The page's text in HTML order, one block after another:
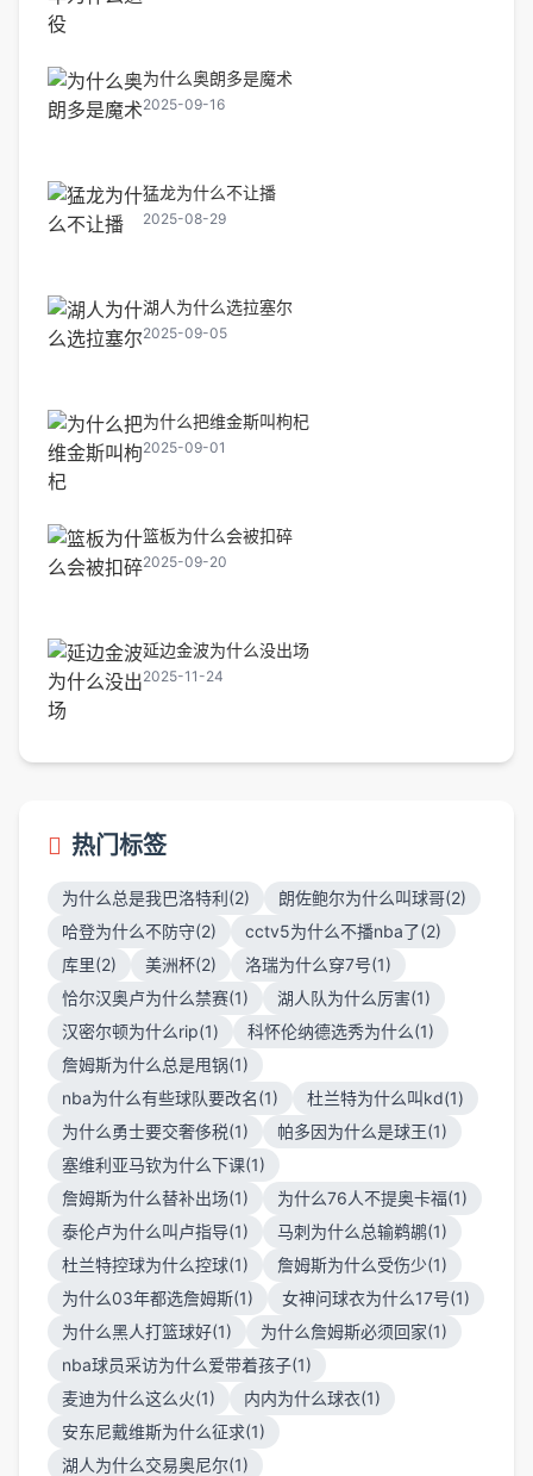
为什么奥朗多是魔术
2025-09-16
猛龙为什么不让播
2025-08-29
湖人为什么选拉塞尔
2025-09-05
为什么把维金斯叫枸杞
2025-09-01
篮板为什么会被扣碎
2025-09-20
延边金波为什么没出场
2025-11-24
热门标签
为什么总是我巴洛特利(2)
朗佐鲍尔为什么叫球哥(2)
哈登为什么不防守(2)
cctv5为什么不播nba了(2)
库里(2)
美洲杯(2)
洛瑞为什么穿7号(1)
恰尔汉奥卢为什么禁赛(1)
湖人队为什么厉害(1)
汉密尔顿为什么rip(1)
科怀伦纳德选秀为什么(1)
詹姆斯为什么总是甩锅(1)
nba为什么有些球队要改名(1)
杜兰特为什么叫kd(1)
为什么勇士要交奢侈税(1)
帕多因为什么是球王(1)
塞维利亚马钦为什么下课(1)
詹姆斯为什么替补出场(1)
为什么76人不提奥卡福(1)
泰伦卢为什么叫卢指导(1)
马刺为什么总输鹈鹕(1)
杜兰特控球为什么控球(1)
詹姆斯为什么受伤少(1)
为什么03年都选詹姆斯(1)
女神问球衣为什么17号(1)
为什么黑人打篮球好(1)
为什么詹姆斯必须回家(1)
nba球员采访为什么爱带着孩子(1)
麦迪为什么这么火(1)
内内为什么球衣(1)
安东尼戴维斯为什么征求(1)
湖人为什么交易奥尼尔(1)